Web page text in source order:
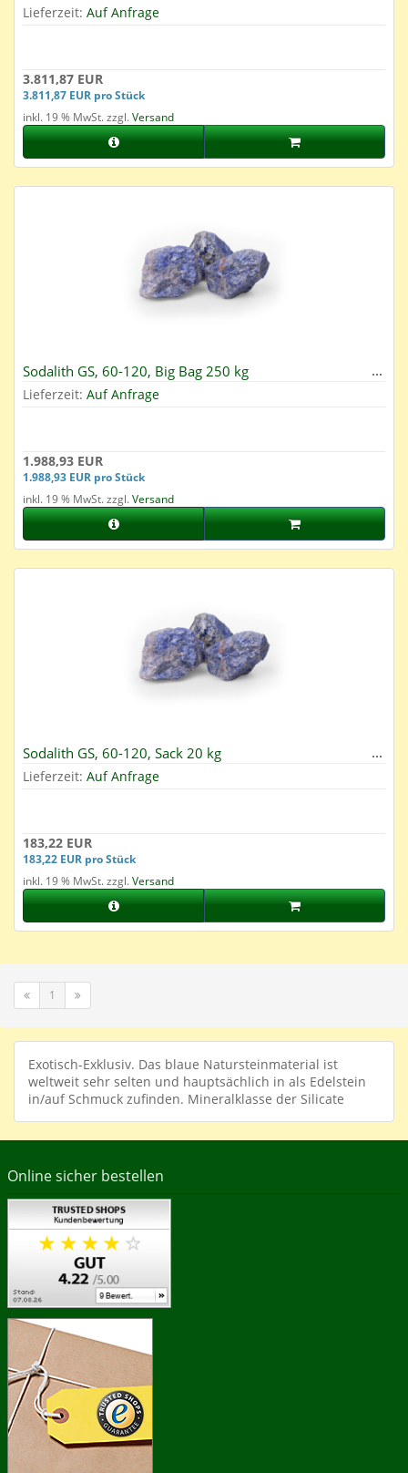
Lieferzeit: Auf Anfrage
3.811,87 EUR
3.811,87 EUR pro Stück
inkl. 19 % MwSt. zzgl.Versand
Sodalith GS, 60-120, Big Bag 250 kg
Lieferzeit: Auf Anfrage
1.988,93 EUR
1.988,93 EUR pro Stück
inkl. 19 % MwSt. zzgl.Versand
Sodalith GS, 60-120, Sack 20 kg
Lieferzeit: Auf Anfrage
183,22 EUR
183,22 EUR pro Stück
inkl. 19 % MwSt. zzgl.Versand
1
Exotisch-Exklusiv. Das blaue Natursteinmaterial ist
weltweit sehr selten und hauptsächlich in als Edelstein
in/auf Schmuck zufinden. Mineralklasse der Silicate
Online sicher bestellen